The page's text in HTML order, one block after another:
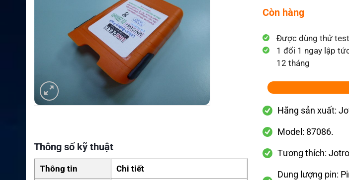
Thông số kỹ thuật
Thông tin
Chi tiết
Còn hàng
Được dùng thử
1 đổi 1 ngay lập
12 tháng
Hãng sản xuất:
Model: 87086.
Tương thích:
Dung lượng pin: